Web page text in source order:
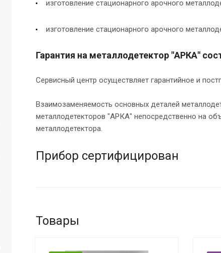
изготовление стационарного арочного
изготовление стационарного арочного
Гарантия на металлодетектор "АРКА"
Сервисный центр осуществляет гарантийное и
Взаимозаменяемость основных деталей
металлодетекторов "АРКА" непосредственно на
металлодетектора.
Прибор сертифицирован
Товары